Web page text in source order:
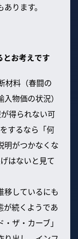
ります。
とお考えです
材料（春闘の
物価の状況）
得られない可
するなら「何
明がつかなくな
はないと見て
移しているにも
が続くようであ
ザ・カーブ」